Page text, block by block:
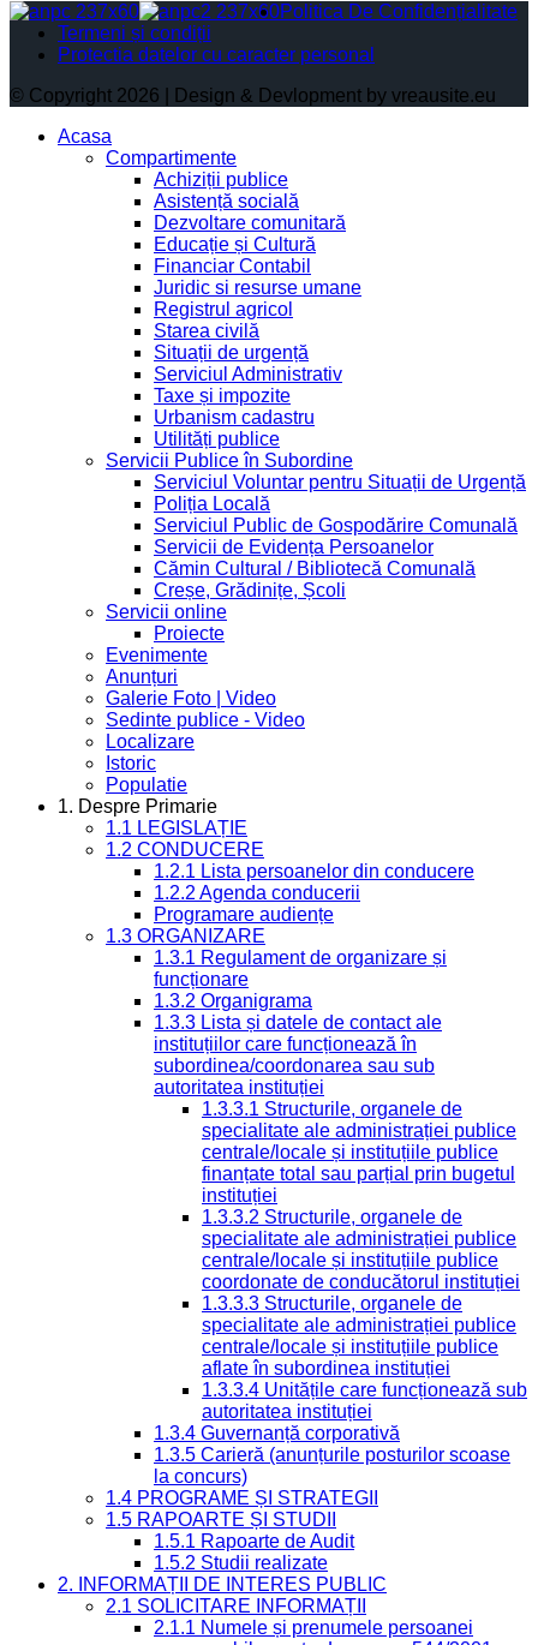
Politica De Confidențialitate
Termeni și condiții
Protectia datelor cu caracter personal
© Copyright 2026 | Design & Devlopment by vreausite.eu
Acasa
Compartimente
Achiziții publice
Asistență socială
Dezvoltare comunitară
Educație și Cultură
Financiar Contabil
Juridic si resurse umane
Registrul agricol
Starea civilă
Situații de urgență
Serviciul Administrativ
Taxe și impozite
Urbanism cadastru
Utilități publice
Servicii Publice în Subordine
Serviciul Voluntar pentru Situații de Urgență
Poliția Locală
Serviciul Public de Gospodărire Comunală
Servicii de Evidența Persoanelor
Cămin Cultural / Bibliotecă Comunală
Creșe, Grădinițe, Școli
Servicii online
Proiecte
Evenimente
Anunțuri
Galerie Foto | Video
Sedinte publice - Video
Localizare
Istoric
Populatie
1. Despre Primarie
1.1 LEGISLAȚIE
1.2 CONDUCERE
1.2.1 Lista persoanelor din conducere
1.2.2 Agenda conducerii
Programare audiențe
1.3 ORGANIZARE
1.3.1 Regulament de organizare și
funcționare
1.3.2 Organigrama
1.3.3 Lista și datele de contact ale
instituțiilor care funcționează în
subordinea/coordonarea sau sub
autoritatea instituției
1.3.3.1 Structurile, organele de
specialitate ale administrației publice
centrale/locale și instituțiile publice
finanțate total sau parțial prin bugetul
instituției
1.3.3.2 Structurile, organele de
specialitate ale administrației publice
centrale/locale și instituțiile publice
coordonate de conducătorul instituției
1.3.3.3 Structurile, organele de
specialitate ale administrației publice
centrale/locale și instituțiile publice
aflate în subordinea instituției
1.3.3.4 Unitățile care funcționează sub
autoritatea instituției
1.3.4 Guvernanță corporativă
1.3.5 Carieră (anunțurile posturilor scoase
la concurs)
1.4 PROGRAME ȘI STRATEGII
1.5 RAPOARTE ȘI STUDII
1.5.1 Rapoarte de Audit
1.5.2 Studii realizate
2. INFORMAȚII DE INTERES PUBLIC
2.1 SOLICITARE INFORMAȚII
2.1.1 Numele și prenumele persoanei